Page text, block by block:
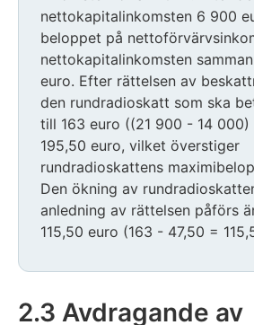
nettokapitalinkomsten 6 900
beloppet på
nettokapitalinkomsten
euro. Efter rättelsen av
den rundradioskatt som ska
till 163 euro ((21 900 - 14 000)
195,50 euro, vilket överstiger
rundradioskattens
Den ökning av
anledning av rättelsen påförs
115,50 euro (163 - 47,50 =
2.3 Avdragande av